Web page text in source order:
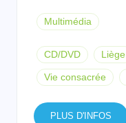
Multimédia
CD/DVD Liège
Vie consacrée
PLUS D'INFOS